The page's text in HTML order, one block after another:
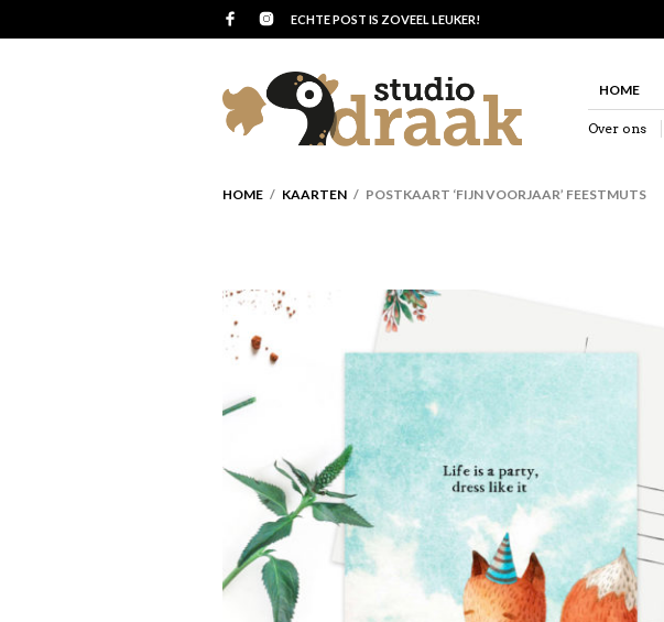
ECHTE POST IS ZOVEEL LEUKER!
HOME
Over ons
HOME / KAARTEN / POSTKAART ‘FIJN VOORJAAR’ FEESTMUTS